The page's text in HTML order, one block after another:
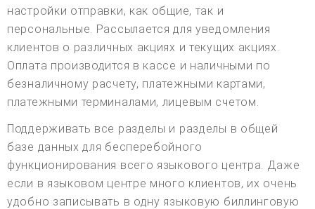
настройки отправки, как общие, так и
персональные. Рассылается для уведомления
клиентов о различных акциях и текущих акциях.
Оплата производится в кассе и наличными по
безналичному расчету, платежными картами,
платежными терминалами, лицевым счетом.
Поддерживать все разделы и разделы в общей
базе данных для бесперебойного
функционирования всего языкового центра. Даже
если в языковом центре много клиентов, их очень
удобно записывать в одну языковую биллинговую